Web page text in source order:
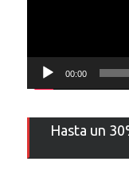
00:00
Hasta un